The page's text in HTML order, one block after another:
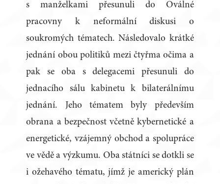
s manželkami přesunuli do Oválné
pracovny k neformální diskusi o
soukromých tématech. Následovalo krátké
jednání obou politiků mezi čtyřma očima a
pak se oba s delegacemi přesunuli do
jednacího sálu kabinetu k bilaterálnímu
jednání. Jeho tématem byly především
obrana a bezpečnost včetně kybernetické a
energetické, vzájemný obchod a spolupráce
ve vědě a výzkumu. Oba státníci se dotkli se
i ožehavého tématu, jímž je americký plán